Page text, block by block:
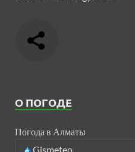
О ПОГОДЕ
Погода в Алматы
Gismeteo